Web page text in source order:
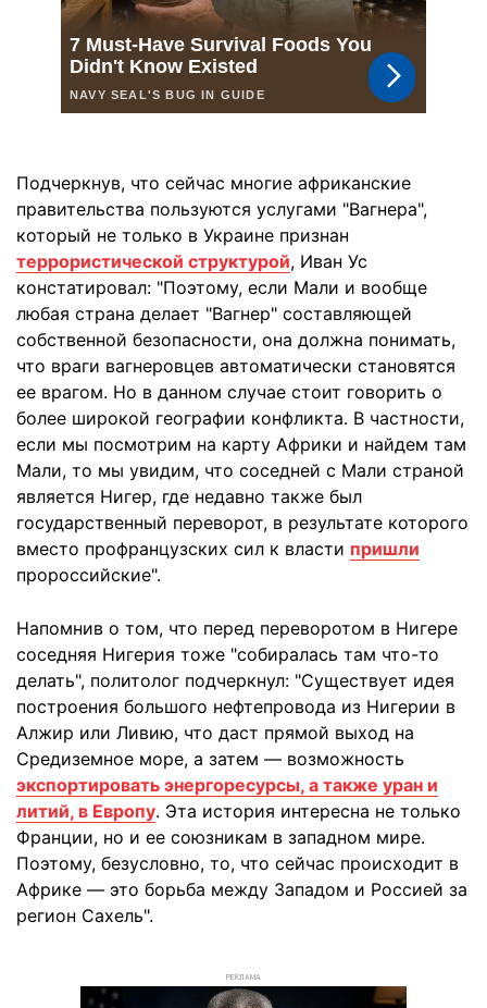
Подчеркнув, что сейчас многие африканские
правительства пользуются услугами "Вагнера",
который не только в Украине признан
террористической структурой, Иван Ус
констатировал: "Поэтому, если Мали и вообще
любая страна делает "Вагнер" составляющей
собственной безопасности, она должна понимать,
что враги вагнеровцев автоматически становятся
ее врагом. Но в данном случае стоит говорить о
более широкой географии конфликта. В частности,
если мы посмотрим на карту Африки и найдем там
Мали, то мы увидим, что соседней с Мали страной
является Нигер, где недавно также был
государственный переворот, в результате которого
вместо профранцузских сил к власти пришли
пророссийские".
Напомнив о том, что перед переворотом в Нигере
соседняя Нигерия тоже "собиралась там что-то
делать", политолог подчеркнул: "Существует идея
построения большого нефтепровода из Нигерии в
Алжир или Ливию, что даст прямой выход на
Средиземное море, а затем — возможность
экспортировать энергоресурсы, а также уран и
литий, в Европу. Эта история интересна не только
Франции, но и ее союзникам в западном мире.
Поэтому, безусловно, то, что сейчас происходит в
Африке — это борьба между Западом и Россией за
регион Сахель".
РЕКЛАМА